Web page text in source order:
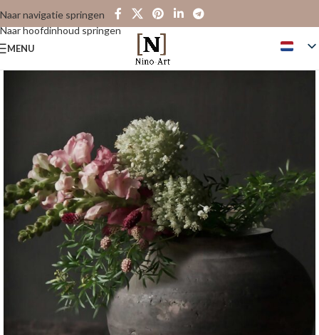
Naar navigatie springen
Naar hoofdinhoud springen
MENU